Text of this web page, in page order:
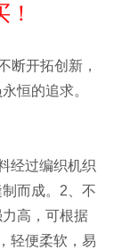
断开拓创新，
恒的追求。
经过编织机织
而成。2、不
高，可根据
轻便柔软，易